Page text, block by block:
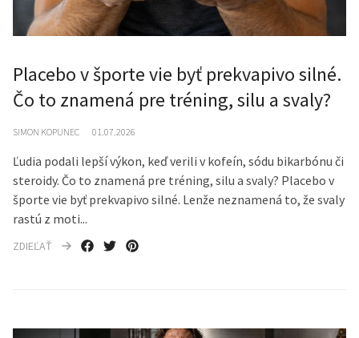
Placebo v športe vie byť prekvapivo silné.
Čo to znamená pre tréning, silu a svaly?
SIMON KOPUNEC 01.07.2026
Ľudia podali lepší výkon, keď verili v kofeín, sódu bikarbónu či
steroidy. Čo to znamená pre tréning, silu a svaly? Placebo v
športe vie byť prekvapivo silné. Lenže neznamená to, že svaly
rastú z moti...
ZDIEĽAŤ